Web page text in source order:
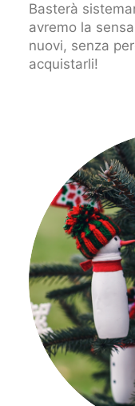
Basterà
avremo la
nuovi, senza
acquistarli!